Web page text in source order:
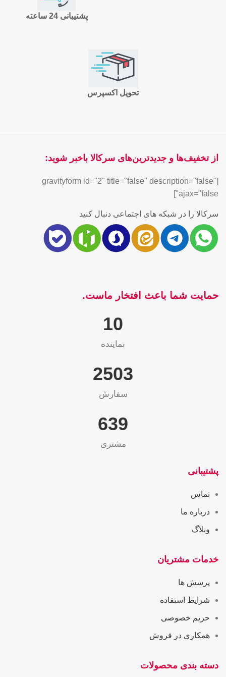
پشتیبانی 24 ساعته
تحویل اکسپرس
از تخفیف‌ها و جدیدترین‌های سرکالا باخبر شوید:
[gravityform id="2" title="false" description="false"
ajax="false"]
سرکالا را در شبکه های اجتماعی دنبال کنید
حمایت شما باعث افتخار ماست.
10
نماینده
2565
سفارش
655
مشتری
پشتیبانی
تماس
درباره ما
وبلاگ
خدمات مشتریان
پرسش ها
شرایط استفاده
حریم خصوصی
همکاری در فروش
دسته بندی محصولات